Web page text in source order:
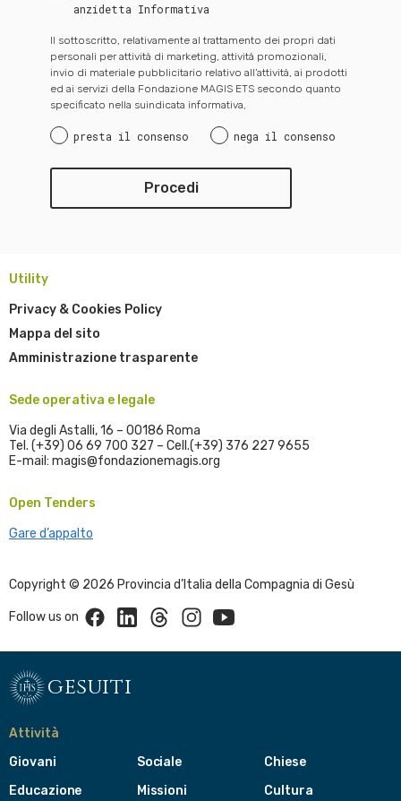
anzidetta Informativa
Il sottoscritto, relativamente al trattamento dei propri dati
personali per attività di marketing, attività promozionali,
invio di materiale pubblicitario relativo all’attività, ai prodotti
ed ai servizi della Fondazione MAGIS ETS secondo quanto
specificato nella suindicata informativa,
presta il consenso nega il consenso
Utility
Privacy & Cookies Policy
Mappa del sito
Amministrazione trasparente
Sede operativa e legale
Via degli Astalli, 16 – 00186 Roma
Tel. (+39) 06 69 700 327 – Cell.(+39) 376 227 9655
E-mail: magis@fondazionemagis.org
Open Tenders
Gare d’appalto
Copyright © 2026 Provincia d’Italia della Compagnia di Gesù
Follow us on FacebookLinkedinThreadsInstagramYoutube
gesuiti
Attività
Giovani
Educazione
Sociale
Missioni
Chiese
Cultura